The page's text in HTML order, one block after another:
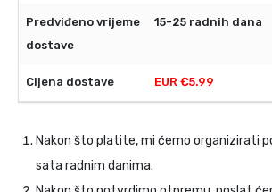
15-25 radnih dana
EUR €5.99
Nakon što platite, mi ćemo organizirati
sata radnim danima.